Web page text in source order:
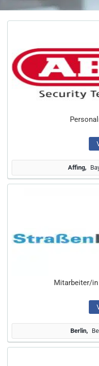
Affing
Mitarbeiter/
Berlin